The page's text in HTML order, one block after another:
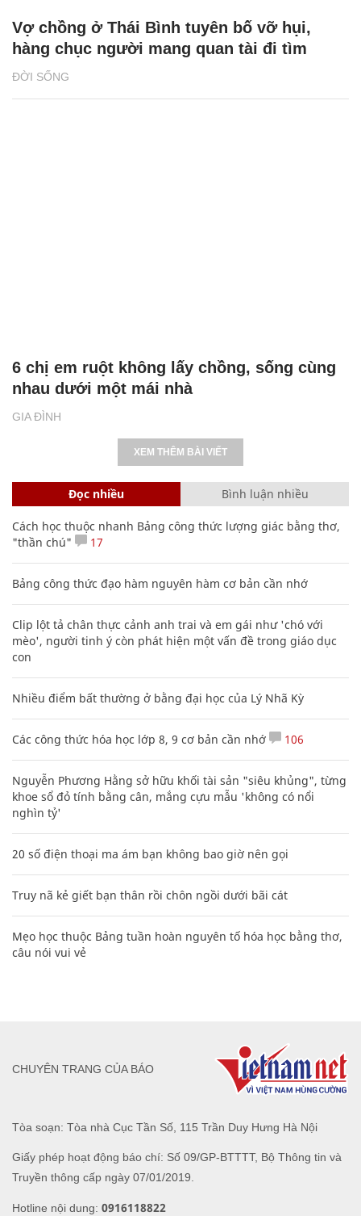
ĐỜI SỐNG
Vợ chồng ở Thái Bình tuyên bố vỡ hụi,
hàng chục người mang quan tài đi tìm
GIA ĐÌNH
6 chị em ruột không lấy chồng, sống cùng
nhau dưới một mái nhà
XEM THÊM BÀI VIẾT
Đọc nhiều Bình luận nhiều
Cách học thuộc nhanh Bảng công thức lượng giác bằng thơ,
"thần chú"
17
Bảng công thức đạo hàm nguyên hàm cơ bản cần nhớ
Clip lột tả chân thực cảnh anh trai và em gái như 'chó với
mèo', người tinh ý còn phát hiện một vấn đề trong giáo dục
con
Nhiều điểm bất thường ở bằng đại học của Lý Nhã Kỳ
Các công thức hóa học lớp 8, 9 cơ bản cần nhớ 106
Nguyễn Phương Hằng sở hữu khối tài sản "siêu khủng", từng
khoe sổ đỏ tính bằng cân, mắng cựu mẫu 'không có nổi
nghìn tỷ'
20 số điện thoại ma ám bạn không bao giờ nên gọi
Truy nã kẻ giết bạn thân rồi chôn ngồi dưới bãi cát
Mẹo học thuộc Bảng tuần hoàn nguyên tố hóa học bằng thơ,
câu nói vui vẻ
Tòa soạn: Tòa nhà Cục Tần Số, 115 Trần Duy Hưng Hà Nội
Giấy phép hoạt động báo chí: Số 09/GP-BTTTT, Bộ Thông tin và
Truyền thông cấp ngày 07/01/2019.
Hotline nội dung: 0916118822
CHUYÊN TRANG CỦA BÁO